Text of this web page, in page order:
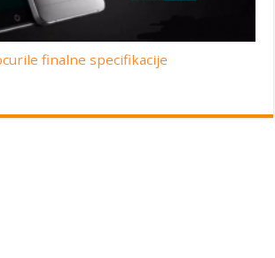
finalne specifikacije